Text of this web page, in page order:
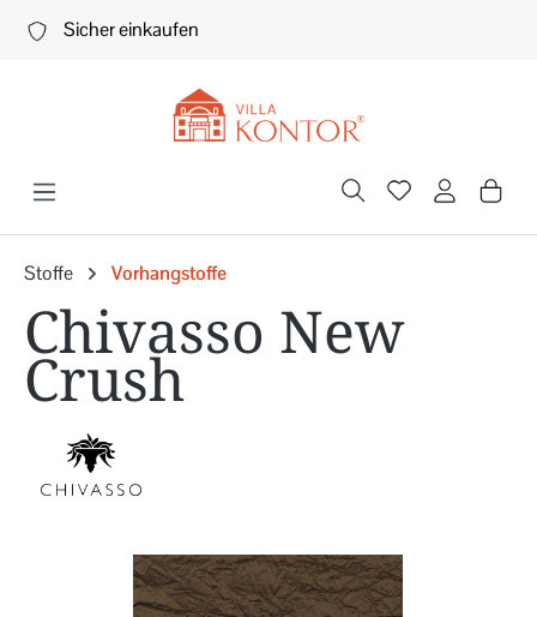
Zum Hauptinhalt springen
Sicher einkaufen
Stoffe Vorhangstoffe
Chivasso New
Crush
Bildergalerie überspringen